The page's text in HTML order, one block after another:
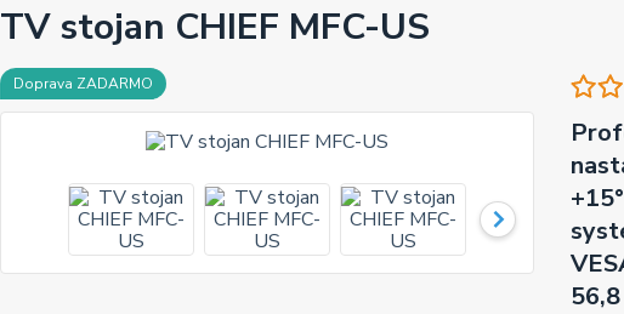
TV stojan CHIEF MFC-US
Doprava ZADARMO